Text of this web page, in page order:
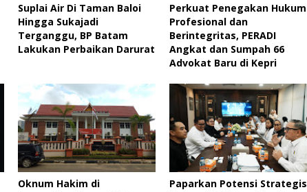
Suplai Air Di Taman Baloi
Hingga Sukajadi
Terganggu, BP Batam
Lakukan Perbaikan Darurat
Perkuat Penegakan Hukum
Profesional dan
Berintegritas, PERADI
Angkat dan Sumpah 66
Advokat Baru di Kepri
Oknum Hakim di
Paparkan Potensi Strategis